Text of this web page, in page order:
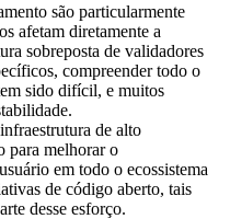
são particularmente
afetam diretamente a
sobreposta de validadores
compreender todo o
sido difícil, e muitos
de alto
para melhorar o
em todo o ecossistema
de código aberto, tais
desse esforço.